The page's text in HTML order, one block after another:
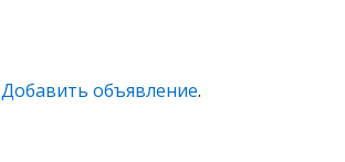
Добавить объявление.